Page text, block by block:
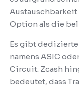
Option als die
Es gibt
namens ASIC
Circuit. Zcash
bedeutet, dass